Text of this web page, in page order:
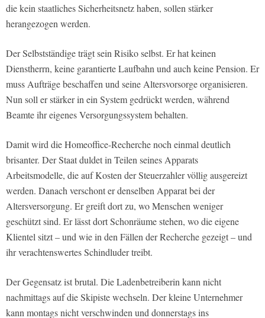
die kein staatliches Sicherheitsnetz haben, sollen stärker
herangezogen werden.
Der Selbstständige trägt sein Risiko selbst. Er hat keinen
Dienstherrn, keine garantierte Laufbahn und auch keine Pension. Er
muss Aufträge beschaffen und seine Altersvorsorge organisieren.
Nun soll er stärker in ein System gedrückt werden, während
Beamte ihr eigenes Versorgungssystem behalten.
Damit wird die Homeoffice-Recherche noch einmal deutlich
brisanter. Der Staat duldet in Teilen seines Apparats
Arbeitsmodelle, die auf Kosten der Steuerzahler völlig ausgereizt
werden. Danach verschont er denselben Apparat bei der
Altersversorgung. Er greift dort zu, wo Menschen weniger
geschützt sind. Er lässt dort Schonräume stehen, wo die eigene
Klientel sitzt – und wie in den Fällen der Recherche gezeigt – und
ihr verachtenswertes Schindluder treibt.
Der Gegensatz ist brutal. Die Ladenbetreiberin kann nicht
nachmittags auf die Skipiste wechseln. Der kleine Unternehmer
kann montags nicht verschwinden und donnerstags ins